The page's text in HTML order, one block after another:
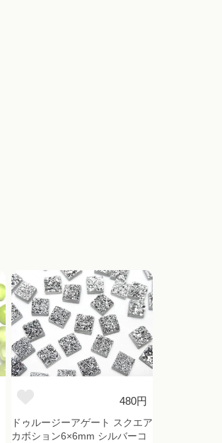
480円
ドゥルージーアゲート スクエア
カボション6×6mm シルバーコ